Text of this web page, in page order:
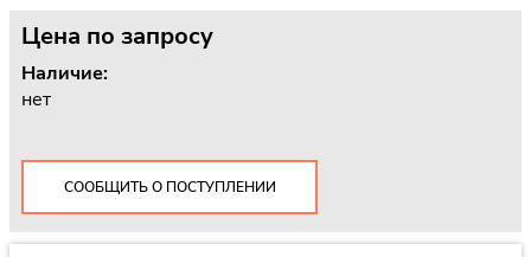
Цена по запросу
Наличие:
нет
СООБЩИТЬ О ПОСТУПЛЕНИИ